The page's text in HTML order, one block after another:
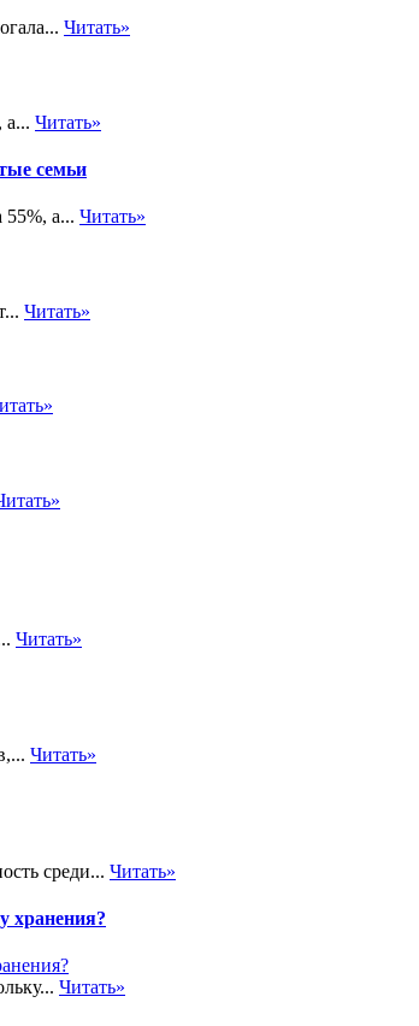
Читать»
а... Читать»
семьи
55%, а... Читать»
Читать»
Читать»
Читать»
среди... Читать»
хранения?
Читать»